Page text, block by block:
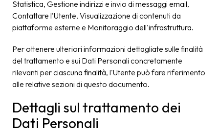
Statistica, Gestione indirizzi e invio di messaggi email,
Contattare l'Utente, Visualizzazione di contenuti da
piattaforme esterne e Monitoraggio dell'infrastruttura.
Per ottenere ulteriori informazioni dettagliate sulle finalità
del trattamento e sui Dati Personali concretamente
rilevanti per ciascuna finalità, l'Utente può fare riferimento
alle relative sezioni di questo documento.
Dettagli sul trattamento dei
Dati Personali